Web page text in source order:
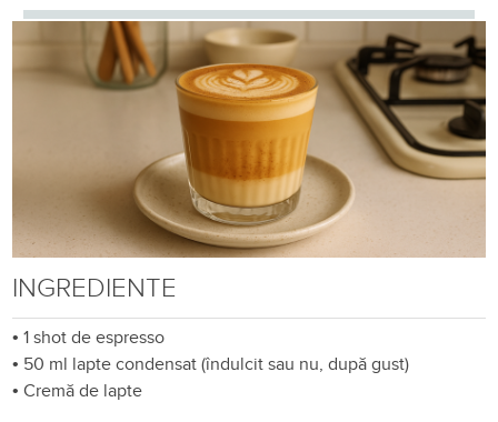
INGREDIENTE
•1 shot de espresso
• 50 ml lapte condensat (îndulcit sau nu, după gust)
•Cremă de lapte